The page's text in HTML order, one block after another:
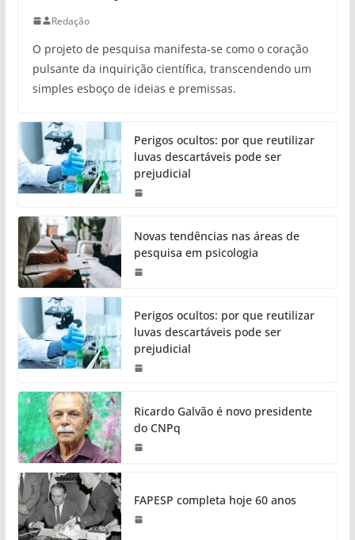
Redação
O projeto de pesquisa manifesta-se como o coração
pulsante da inquirição científica, transcendendo um
simples esboço de ideias e premissas.
Perigos ocultos: por que reutilizar
luvas descartáveis pode ser
prejudicial
Novas tendências nas áreas de
pesquisa em psicologia
Perigos ocultos: por que reutilizar
luvas descartáveis pode ser
prejudicial
Ricardo Galvão é novo presidente
do CNPq
FAPESP completa hoje 60 anos